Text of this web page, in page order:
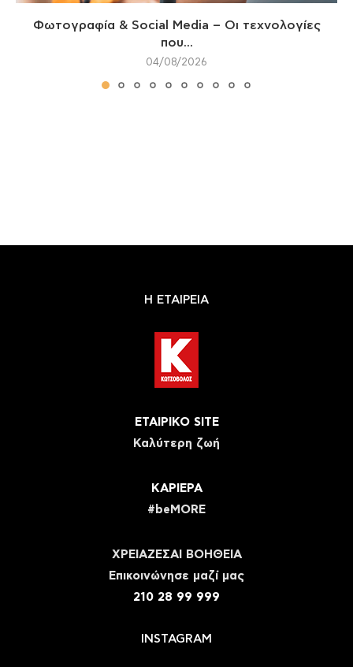
Φωτογραφία & Social Media – Οι τεχνολογίες
που...
04/08/2026
Η ΕΤΑΙΡΕΙΑ
ΕΤΑΙΡΙΚΟ SITE
Καλύτερη ζωή
ΚΑΡΙΕΡΑ
#beMORE
ΧΡΕΙΑΖΕΣΑΙ ΒΟΗΘΕΙΑ
Eπικοινώνησε μαζί μας
210 28 99 999
INSTAGRAM